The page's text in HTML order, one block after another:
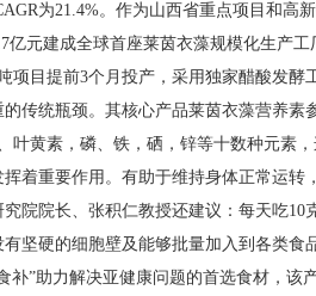
为21.4%。作为山西省重点项目和高
亿元建成全球首座莱茵衣藻规模化生产
项目提前3个月投产，采用独家醋酸发酵
传统瓶颈。其核心产品莱茵衣藻营养素
叶黄素，磷、铁，硒，锌等十数种元素
着重要作用。有助于维持身体正常运转
院院长、张积仁教授还建议：每天吃10
坚硬的细胞壁及能够批量加入到各类食
补”助力解决亚健康问题的首选食材，该